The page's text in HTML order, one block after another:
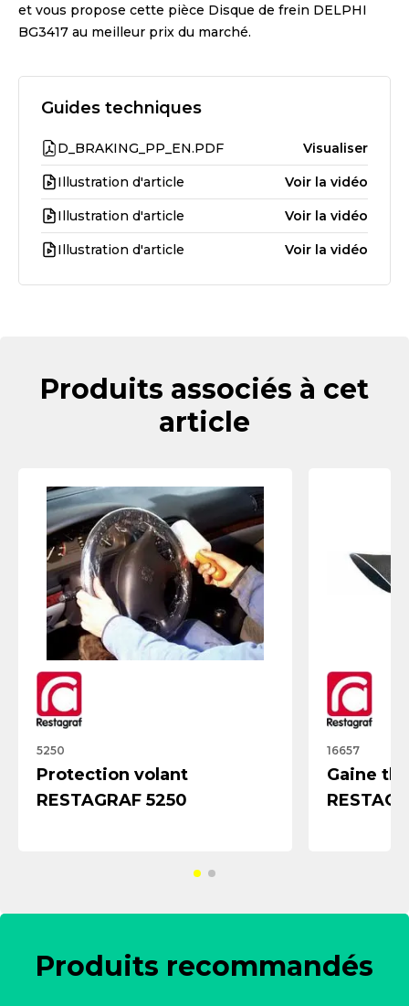
et vous propose cette pièce Disque de frein DELPHI
BG3417 au meilleur prix du marché.
Guides techniques
D_BRAKING_PP_EN.PDF Visualiser
Illustration d'article Voir la vidéo
Illustration d'article Voir la vidéo
Illustration d'article Voir la vidéo
Produits associés à cet
article
5250
Protection volant
RESTAGRAF 5250
16657
Gaine
Produits recommandés